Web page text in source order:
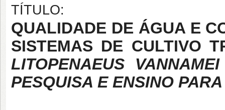
TÍTULO:
QUALIDADE DE ÁGUA E
SISTEMAS DE CULTIVO
LITOPENAEUS
PESQUISA E ENSINO